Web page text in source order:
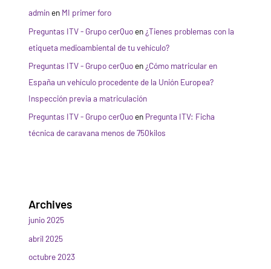
adminen MI primer foro
Preguntas ITV - Grupo cerQuoen ¿Tienes problemas con la
etiqueta medioambiental de tu vehículo?
Preguntas ITV - Grupo cerQuoen ¿Cómo matricular en
España un vehículo procedente de la Unión Europea?
Inspección previa a matriculación
Preguntas ITV - Grupo cerQuoen Pregunta ITV: Ficha
técnica de caravana menos de 750kilos
Archives
junio 2025
abril 2025
octubre 2023